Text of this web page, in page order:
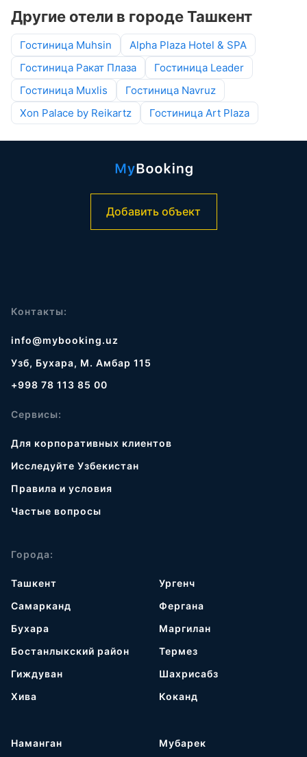
Другие отели в городе Ташкент
Гостиница Muhsin
Alpha Plaza Hotel & SPA
Гостиница Ракат Плаза
Гостиница Leader
Гостиница Muxlis
Гостиница Navruz
Xon Palace by Reikartz
Гостиница Art Plaza
Добавить объект
Контакты:
info@mybooking.uz
Узб, Бухара, М. Амбар 115
+998 78 113 85 00
Сервисы:
Для корпоративных клиентов
Исследуйте Узбекистан
Правила и условия
Частые вопросы
Города:
Ташкент
Самарканд
Бухара
Бостанлыкский район
Гиждуван
Хива
Ургенч
Фергана
Маргилан
Термез
Шахрисабз
Коканд
Наманган
Мубарек